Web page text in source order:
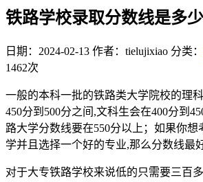
铁路学校录取分数线是多少
日期：2024-02-13 作者：tielujixiao 分类：
1462次
一般的本科一批的铁路类大学院校的理
450分到500分之间,文科生会在400分到
路大学分数线要在550分以上；如果你想
学并且选择一个好的专业,那么分数线最
对于大专铁路学校来说低的只需要三百